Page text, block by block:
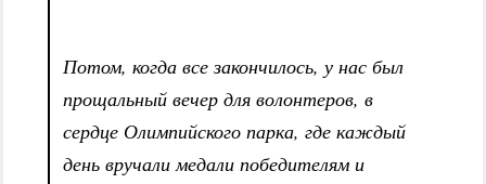
Потом, когда все закончилось, у нас был
прощальный вечер для волонтеров, в
сердце Олимпийского парка, где каждый
день вручали медали победителям и